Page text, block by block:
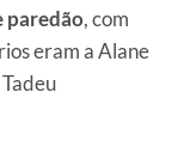
paredão, com
eram a Alane